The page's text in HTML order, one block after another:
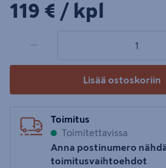
119€/kpl
119 € / kpl
−
Lisää ostoskoriin
Toimitus
Toimitettavissa
Anna postinumero
toimitusvaihtoehdot